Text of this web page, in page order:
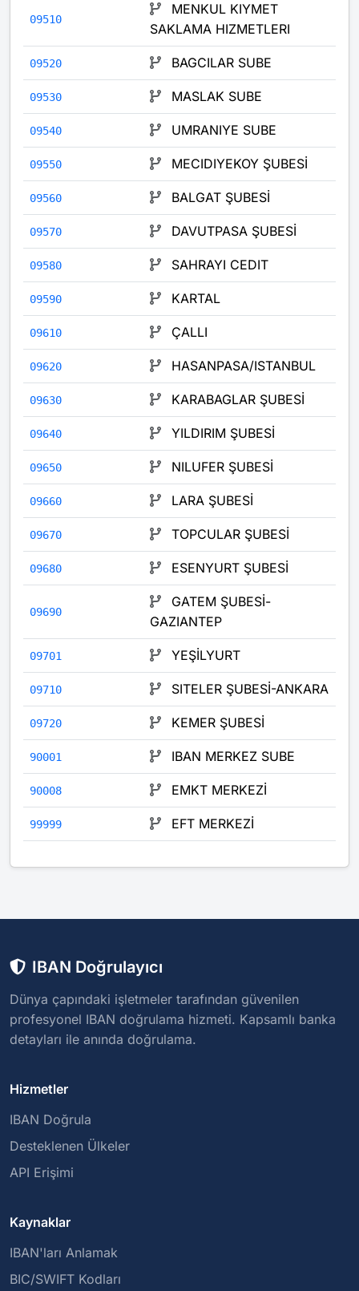
09510
MENKUL KIYMET
SAKLAMA HIZMETLERI
09520 BAGCILAR SUBE
09530 MASLAK SUBE
09540 UMRANIYE SUBE
09550 MECIDIYEKOY ŞUBESİ
09560 BALGAT ŞUBESİ
09570 DAVUTPASA ŞUBESİ
09580 SAHRAYI CEDIT
09590 KARTAL
09610 ÇALLI
09620 HASANPASA/ISTANBUL
09630 KARABAGLAR ŞUBESİ
09640 YILDIRIM ŞUBESİ
09650 NILUFER ŞUBESİ
09660 LARA ŞUBESİ
09670 TOPCULAR ŞUBESİ
09680 ESENYURT ŞUBESİ
09690
GATEM ŞUBESİ-
GAZIANTEP
09701 YEŞİLYURT
09710 SITELER ŞUBESİ-ANKARA
09720 KEMER ŞUBESİ
90001 IBAN MERKEZ SUBE
90008 EMKT MERKEZİ
99999 EFT MERKEZİ
IBAN Doğrulayıcı
Dünya çapındaki işletmeler tarafından güvenilen
profesyonel IBAN doğrulama hizmeti. Kapsamlı banka
detayları ile anında doğrulama.
Hizmetler
IBAN Doğrula
Desteklenen Ülkeler
API Erişimi
Kaynaklar
IBAN'ları Anlamak
BIC/SWIFT Kodları